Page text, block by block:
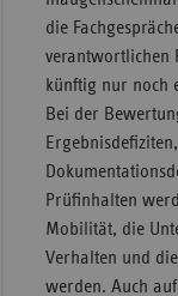
die
verantwortlichen
künftig nur noch
Bei der
Prüfinhalten
Mobilität, die
Verhalten und
werden. Auch